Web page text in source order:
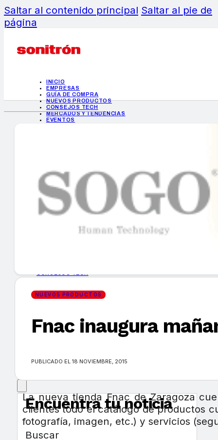
Saltar al contenido principal Saltar al pie de
página
INICIO
EMPRESAS
GUÍA DE COMPRA
NUEVOS PRODUCTOS
CONSEJOS TECH
MERCADOS Y TENDENCIAS
EVENTOS
INICIO
EMPRESAS
GUÍA DE COMPRA
MERCADOS Y TENDENCIAS
Encuentra tu noticia
Buscar
NUEVOS PRODUCTOS
Fnac inaugura
PUBLICADO EL 18 NOVIEMBRE, 2015
La nueva tienda Fnac de Zaragoza
clientes todo el catálogo de productos
fotografía, imagen, etc.) y servicios